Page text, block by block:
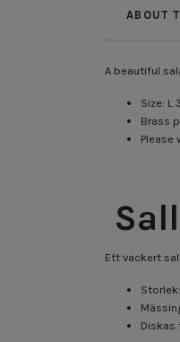
ABOUT
A beautiful
Size: L
Brass
Please
Ett vackert
Diskas